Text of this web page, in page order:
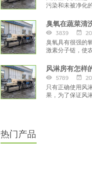
污染和未被净化
臭氧在蔬菜清
3839
臭氧具有很强的
激素分子链，使
有很强的渗透性
风淋房有怎样
5789
只有正确使用风
果，为了保证风
热门产品